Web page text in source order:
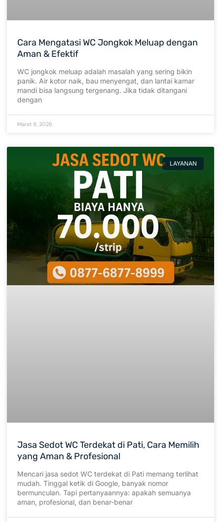
Cara Mengatasi WC Jongkok Meluap dengan
Aman & Efektif
WC jongkok meluap adalah masalah yang sering bikin
panik. Air kotor naik, bau menyengat, dan lantai kamar
mandi bisa langsung tergenang. Jika tidak ditangani
dengan
Maret 9, 2026
LAYANAN
Jasa Sedot WC Terdekat di Pati, Cara Memilih
yang Aman & Profesional
Mencari jasa sedot WC terdekat di Pati memang terlihat
mudah. Tinggal ketik di Google, banyak nomor
bermunculan. Tapi pertanyaannya: apakah semuanya
aman, profesional, dan benar-benar